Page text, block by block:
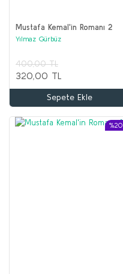
Mustafa Kemal'in Romanı 2
Yılmaz Gürbüz
400,00 TL
320,00 TL
Sepete Ekle
%20